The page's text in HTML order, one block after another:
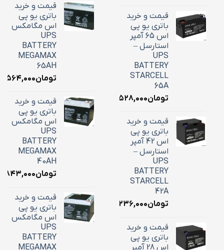
قیمت و خرید
باتری یو پی
اس 65 آمپر
استارسل –
UPS
BATTERY
STARCELL
65A
تومان۲۲,۵۲۸,۰۰۰
قیمت و خرید
باتری یو پی
اس 42 آمپر
استارسل –
UPS
BATTERY
STARCELL
42A
تومان۱۶,۲۳۶,۰۰۰
قیمت و خرید
باتری یو پی
اس 28 آمپر
قیمت و خرید
باتری یو پی
اس مگامکس
UPS
BATTERY
MEGAMAX
65AH
تومان
قیمت و خرید
باتری یو پی
اس مگامکس
UPS
BATTERY
MEGAMAX
40AH
تومان
قیمت و خرید
باتری یو پی
اس مگامکس
UPS
BATTERY
MEGAMAX